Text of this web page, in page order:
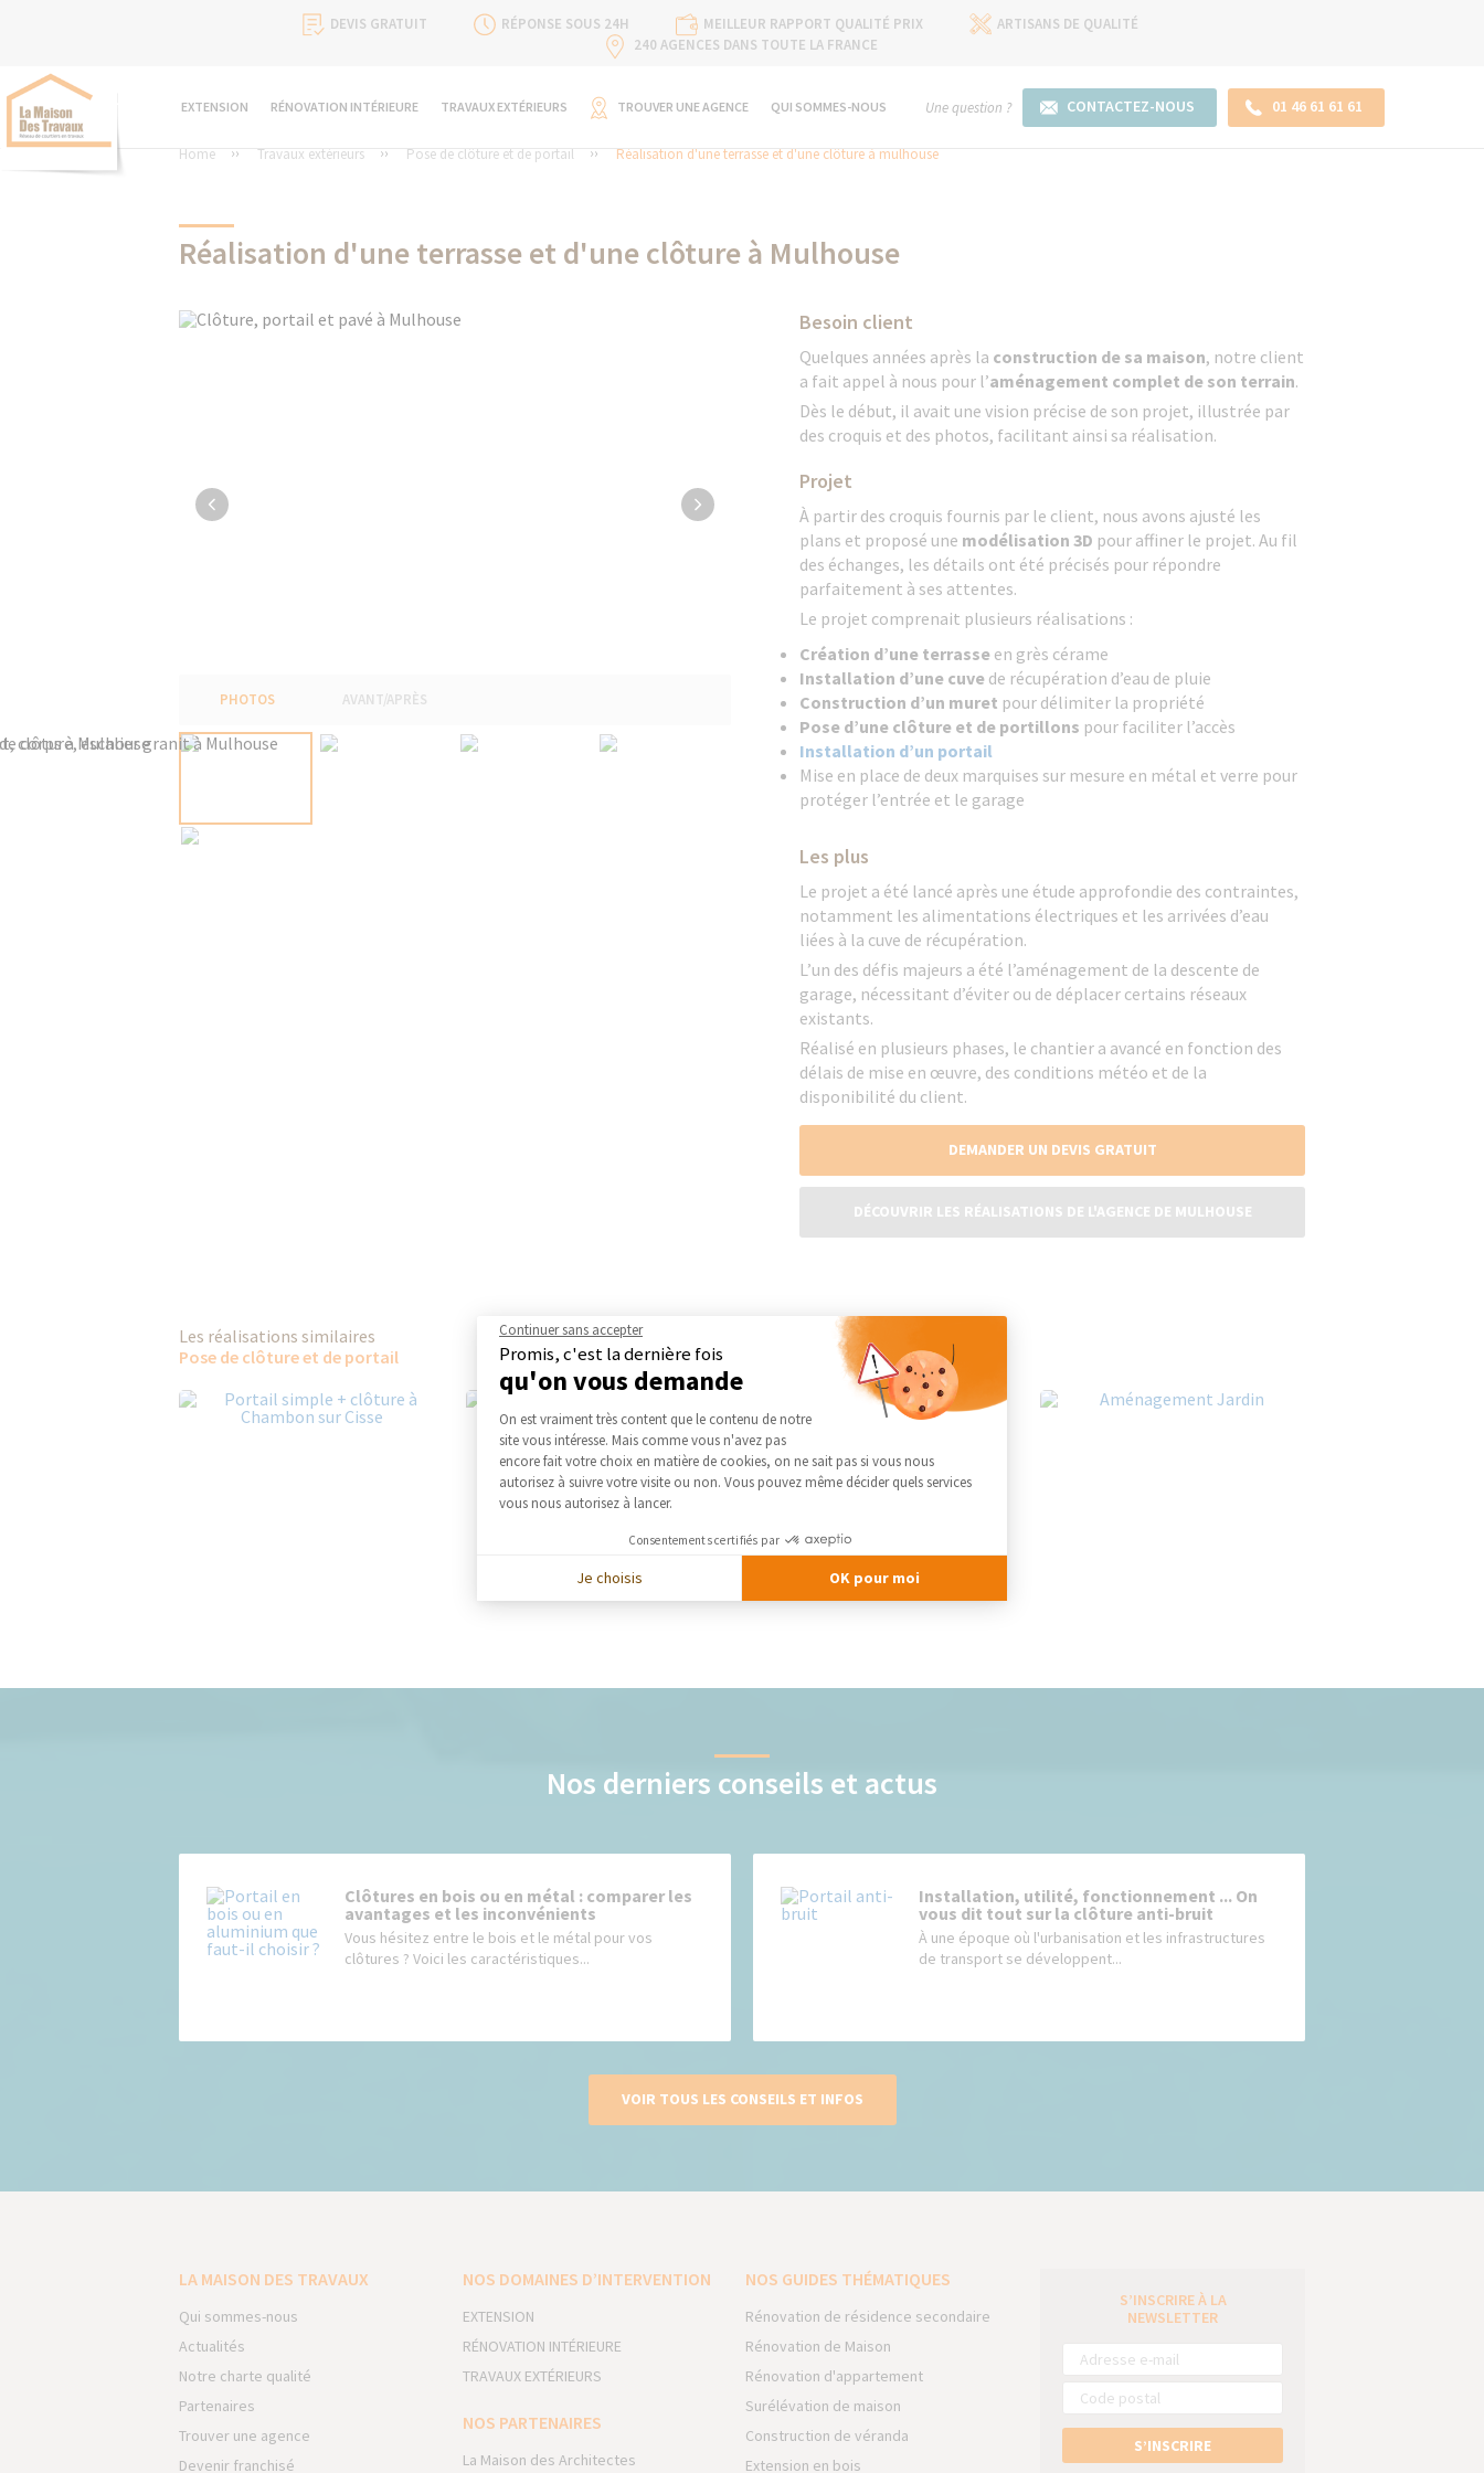
DEVIS GRATUIT RÉPONSE SOUS 24H MEILLEUR RAPPORT QUALITÉ PRIX
ARTISANS DE QUALITÉ
240 AGENCES DANS TOUTE LA FRANCE
EXTENSION RÉNOVATION INTÉRIEURE TRAVAUX EXTÉRIEURS TROUVER UNE AGENCE QUI SOMMES-NOUS Une question ? CONTACTEZ-NOUS 01 46 61 61 61
Home Travaux extérieurs Pose de clôture et de portail Réalisation d'une terrasse et d'une clôture à mulhouse
Réalisation d'une terrasse et d'une clôture à Mulhouse
PHOTOS AVANT/APRÈS
Besoin client
Quelques années après la construction de sa maison, notre client
a fait appel à nous pour l’aménagement complet de son terrain.
Dès le début, il avait une vision précise de son projet, illustrée par
des croquis et des photos, facilitant ainsi sa réalisation.
Projet
À partir des croquis fournis par le client, nous avons ajusté les
plans et proposé une modélisation 3D pour affiner le projet. Au fil
des échanges, les détails ont été précisés pour répondre
parfaitement à ses attentes.
Le projet comprenait plusieurs réalisations :
Création d’une terrasse en grès cérame
Installation d’une cuve de récupération d’eau de pluie
Construction d’un muret pour délimiter la propriété
Pose d’une clôture et de portillons pour faciliter l’accès
Installation d’un portail
Mise en place de deux marquises sur mesure en métal et verre pour
protéger l’entrée et le garage
Les plus
Le projet a été lancé après une étude approfondie des contraintes,
notamment les alimentations électriques et les arrivées d’eau
liées à la cuve de récupération.
L’un des défis majeurs a été l’aménagement de la descente de
garage, nécessitant d’éviter ou de déplacer certains réseaux
existants.
Réalisé en plusieurs phases, le chantier a avancé en fonction des
délais de mise en œuvre, des conditions météo et de la
disponibilité du client.
DEMANDER UN DEVIS GRATUIT
DÉCOUVRIR LES RÉALISATIONS DE L'AGENCE DE MULHOUSE
Les réalisations similaires
Pose de clôture et de portail
Nos derniers conseils et actus
Clôtures en bois ou en métal : comparer les
avantages et les inconvénients
Vous hésitez entre le bois et le métal pour vos
clôtures ? Voici les caractéristiques...
Installation, utilité, fonctionnement ... On
vous dit tout sur la clôture anti-bruit
À une époque où l'urbanisation et les infrastructures
de transport se développent...
VOIR TOUS LES CONSEILS ET INFOS
LA MAISON DES TRAVAUX
Qui sommes-nous
Actualités
Notre charte qualité
Partenaires
Trouver une agence
Devenir franchisé
NOS DOMAINES D’INTERVENTION
EXTENSION
RÉNOVATION INTÉRIEURE
TRAVAUX EXTÉRIEURS
NOS PARTENAIRES
La Maison des Architectes
NOS GUIDES THÉMATIQUES
Rénovation de résidence secondaire
Rénovation de Maison
Rénovation d'appartement
Surélévation de maison
Construction de véranda
Extension en bois
S’INSCRIRE À LA
NEWSLETTER
S’INSCRIRE
Continuer sans accepter
Promis, c'est la dernière fois
qu'on vous demande
Plateforme de Gestion du Consentement : Personnalisez vos Options
On est vraiment très content que le contenu de notre
site vous intéresse. Mais comme vous n'avez pas
encore fait votre choix en matière de cookies, on ne sait pas si vous nous
autorisez à suivre votre visite ou non. Vous pouvez même décider quels services
vous nous autorisez à lancer.
Consentements certifiés par
Je choisis OK pour moi
Axeptio consent